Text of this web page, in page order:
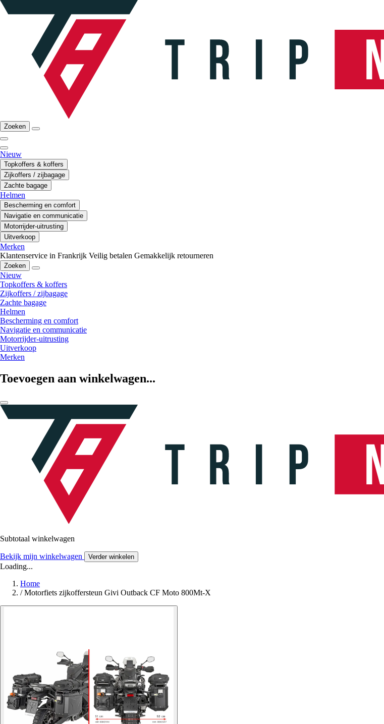
Zoeken
Nieuw
Topkoffers & koffers
Zijkoffers / zijbagage
Zachte bagage
Helmen
Bescherming en comfort
Navigatie en communicatie
Motorrijder-uitrusting
Uitverkoop
Merken
Klantenservice in Frankrijk Veilig betalen Gemakkelijk retourneren
Zoeken
Nieuw
Topkoffers & koffers
Zijkoffers / zijbagage
Zachte bagage
Helmen
Bescherming en comfort
Navigatie en communicatie
Motorrijder-uitrusting
Uitverkoop
Merken
Toevoegen aan winkelwagen...
Subtotaal winkelwagen
Bekijk mijn winkelwagen Verder winkelen
Loading...
Home
/ Motorfiets zijkoffersteun Givi Outback CF Moto 800Mt-X